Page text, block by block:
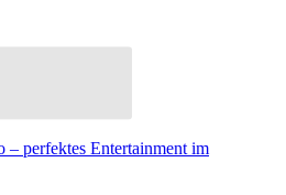
perfektes Entertainment im